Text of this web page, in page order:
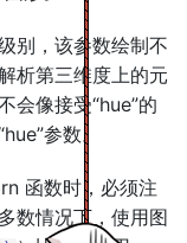
别，该参数绘制不
析第三维度上的元
会像接受“hue”的
参数。
函数时，必须注
数情况下，使用图